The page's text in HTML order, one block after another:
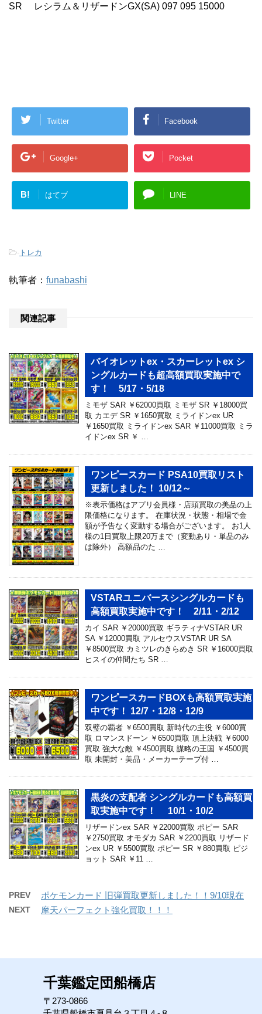
SR レシラム＆リザードンGX(SA) 097 095 15000
Twitter Facebook
Google+ Pocket
B! はてブ LINE
- トレカ
執筆者： funabashi
関連記事
バイオレットex・スカーレットex シ
ングルカードも超高額買取実施中で
す！ 5/17・5/18
ミモザ SAR ￥62000買取 ミモザ SR ￥18000買
取 カエデ SR ￥1650買取 ミライドンex UR
￥1650買取 ミライドンex SAR ￥11000買取 ミラ
イドンex SR ￥ …
ワンピースカード PSA10買取リスト
更新しました！ 10/12～
※表示価格はアプリ会員様・店頭買取の美品の上
限価格になります。 在庫状況・状態・相場で金
額が予告なく変動する場合がございます。 お1人
様の1日買取上限20万まで（変動あり・単品のみ
は除外） 高額品のた …
VSTARユニバースシングルカードも
高額買取実施中です！ 2/11・2/12
カイ SAR ￥20000買取 ギラティナVSTAR UR
SA ￥12000買取 アルセウスVSTAR UR SA
￥8500買取 カミツレのきらめき SR ￥16000買取
ヒスイの仲間たち SR …
ワンピースカードBOXも高額買取実施
中です！ 12/7・12/8・12/9
双璧の覇者 ￥6500買取 新時代の主役 ￥6000買
取 ロマンスドーン ￥6500買取 頂上決戦 ￥6000
買取 強大な敵 ￥4500買取 謀略の王国 ￥4500買
取 未開封・美品・メーカーテープ付 …
黒炎の支配者 シングルカードも高額買
取実施中です！ 10/1・10/2
リザードンex SAR ￥22000買取 ポピー SAR
￥2750買取 オモダカ SAR ￥2200買取 リザード
ンex UR ￥5500買取 ポピー SR ￥880買取 ピジ
ョット SAR ￥11 …
PREV ポケモンカード 旧弾買取更新しました！！9/10現在
NEXT 摩天パーフェクト強化買取！！！
千葉鑑定団船橋店
〒273-0866